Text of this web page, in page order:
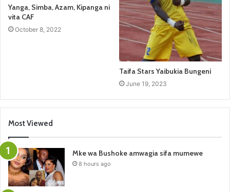
Yanga, Simba, Azam, Kipanga ni
vita CAF
October 8, 2022
Taifa Stars Yaibukia Bungeni
June 19, 2023
Most Viewed
Mke wa Bushoke amwagia sifa mumewe
8 hours ago